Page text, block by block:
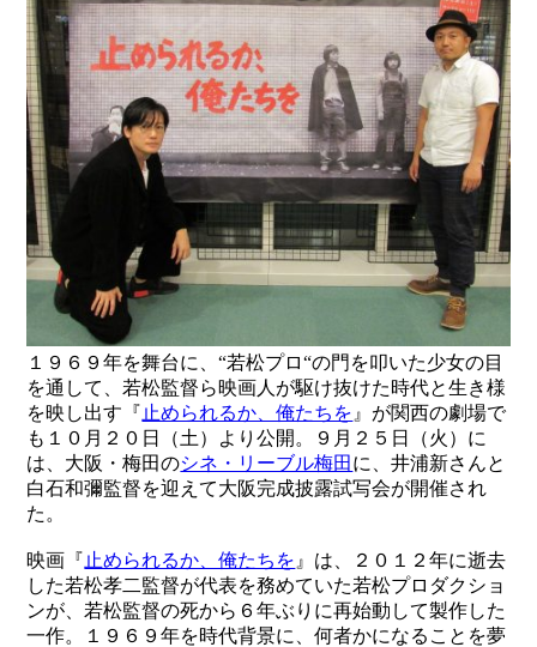
１９６９年を舞台に、“若松プロ“の門を叩いた少女の目
を通して、若松監督ら映画人が駆け抜けた時代と生き様
を映し出す『 止められるか、俺たちを 』が関西の劇場で
も１０月２０日（土）より公開。９月２５日（火）に
は、大阪・梅田のシネ・リーブル梅田 に、井浦新さんと
白石和彌監督を迎えて大阪完成披露試写会が開催され
た。
映画『 止められるか、俺たちを 』は、２０１２年に逝去
した若松孝二監督が代表を務めていた若松プロダクショ
ンが、若松監督の死から６年ぶりに再始動して製作した
一作。１９６９年を時代背景に、何者かになることを夢